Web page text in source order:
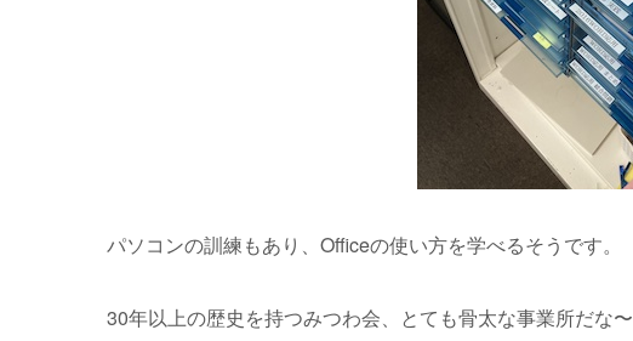
パソコンの訓練もあり、Officeの使い方を学べるそうです。
30年以上の歴史を持つみつわ会、とても骨太な事業所だな